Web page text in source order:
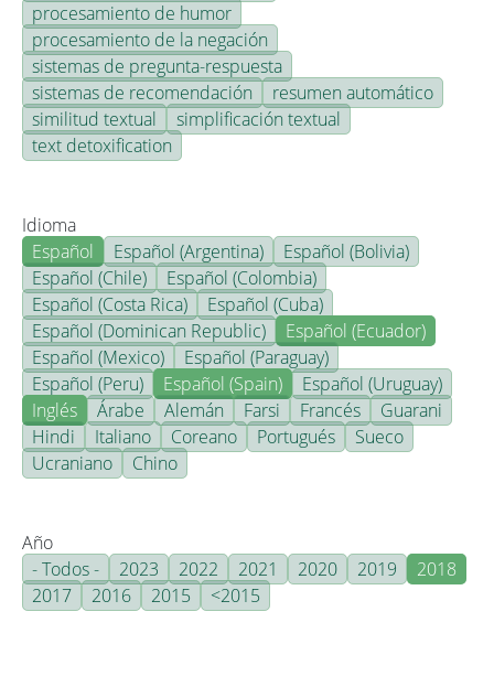
procesamiento de humor
procesamiento de la negación
sistemas de pregunta-respuesta
sistemas de recomendación
resumen automático
similitud textual
simplificación textual
text detoxification
Idioma
Español
Español (Argentina)
Español (Bolivia)
Español (Chile)
Español (Colombia)
Español (Costa Rica)
Español (Cuba)
Español (Dominican Republic)
Español (Ecuador)
Español (Mexico)
Español (Paraguay)
Español (Peru)
Español (Spain)
Español (Uruguay)
Inglés
Árabe Alemán Farsi Francés
Guarani
Hindi
Italiano Coreano Portugués
Sueco
Ucraniano
Chino
Año
- Todos -
2023 2022 2021 2020 2019
2018
2017
2016 2015 <2015